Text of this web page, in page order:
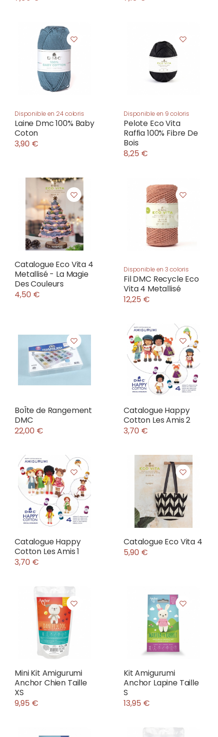
Disponible en 24 coloris
Laine Dmc 100% Baby
Coton
3,90 €
Disponible en 9 coloris
Pelote Eco Vita
Raffia 100% Fibre De
Bois
8,25 €
Catalogue Eco Vita 4
Metallisé - La Magie
Des Couleurs
4,50 €
Disponible en 3 coloris
Fil DMC Recycle Eco
Vita 4 Metallisé
12,25 €
BoÎte de Rangement
DMC
22,00 €
Catalogue Happy
Cotton Les Amis 2
3,70 €
Catalogue Happy
Cotton Les Amis 1
3,70 €
Catalogue Eco Vita 4
5,90 €
Mini Kit Amigurumi
Anchor Chien Taille
XS
9,95 €
Kit Amigurumi
Anchor Lapine Taille
S
13,95 €